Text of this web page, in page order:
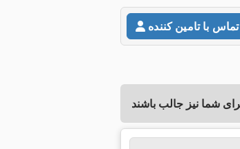
تماس با تامین کننده